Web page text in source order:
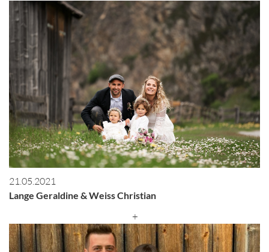
21.05.2021
Lange Geraldine & Weiss Christian
+